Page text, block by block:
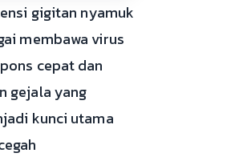
gigitan nyamuk
membawa virus
cepat dan
gejala yang
kunci utama